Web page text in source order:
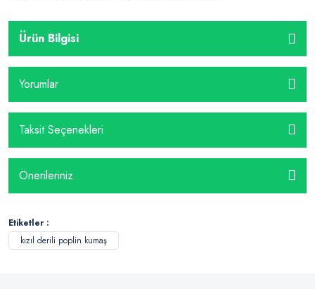
Ürün Bilgisi
Yorumlar
Taksit Seçenekleri
Önerileriniz
Etiketler :
kızıl derili poplin kumaş